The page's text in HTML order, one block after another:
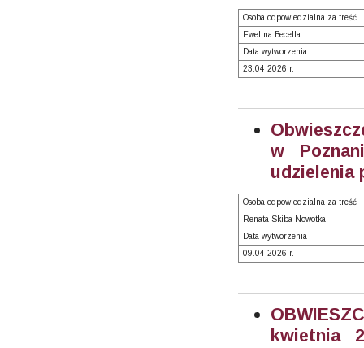
Osoba odpowiedzialna za treść
Ewelina Becella
Data wytworzenia
23.04.2026 r.
w
udzielenia
Osoba odpowiedzialna za treść
Renata Skiba-Nowotka
Data wytworzenia
09.04.2026 r.
kwietnia